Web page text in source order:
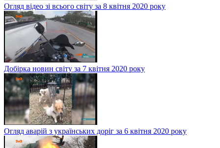
Огляд відео зі всього світу за 8 квітня 2020 року
Добірка новин світу за 7 квітня 2020 року
Огляд аварій з українських доріг за 6 квітня 2020 року